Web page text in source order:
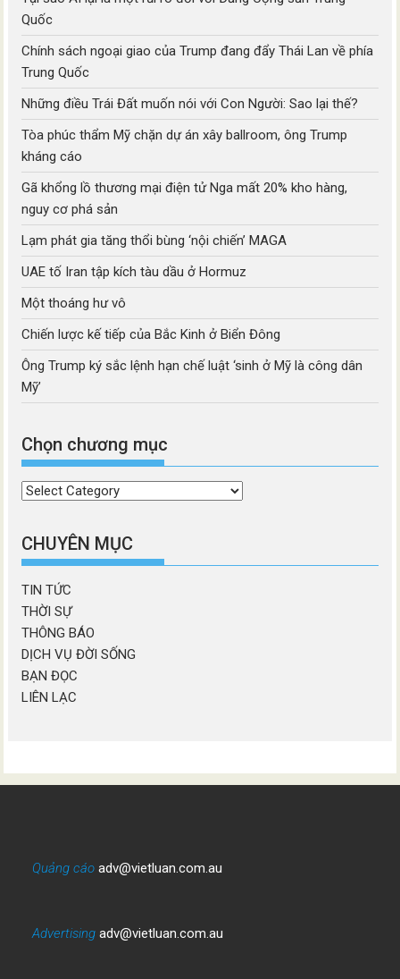
Quốc
Chính sách ngoại giao của Trump đang đẩy Thái Lan về phía
Trung Quốc
Những điều Trái Đất muốn nói với Con Người: Sao lại thế?
Tòa phúc thẩm Mỹ chặn dự án xây ballroom, ông Trump
kháng cáo
Gã khổng lồ thương mại điện tử Nga mất 20% kho hàng,
nguy cơ phá sản
Lạm phát gia tăng thổi bùng ‘nội chiến’ MAGA
UAE tố Iran tập kích tàu dầu ở Hormuz
Một thoáng hư vô
Chiến lược kế tiếp của Bắc Kinh ở Biển Đông
Ông Trump ký sắc lệnh hạn chế luật ‘sinh ở Mỹ là công dân
Mỹ’
Chọn chương mục
Chọn
mục
CHUYÊN MỤC
TIN TỨC
THỜI SỰ
THÔNG BÁO
DỊCH VỤ ĐỜI SỐNG
BẠN ĐỌC
LIÊN LẠC
Quảng cáo adv@vietluan.com.au
Advertising adv@vietluan.com.au